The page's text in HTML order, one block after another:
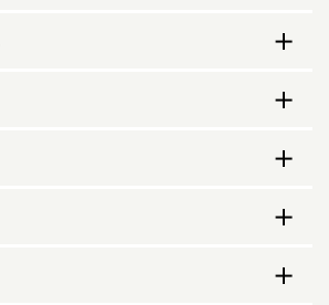
分
宅内介助等の実施
連携システム（国保中央会）の
エーションや季節イベント・食
しており、専門的な指導のもと